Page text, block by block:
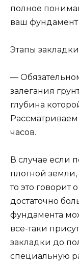
полное
ваш фундамент
Этапы
—
залегания
глубина
часов.
В случае если
плотной
то это говорит
достаточно
фундамента
все-таки
закладки до
специальную